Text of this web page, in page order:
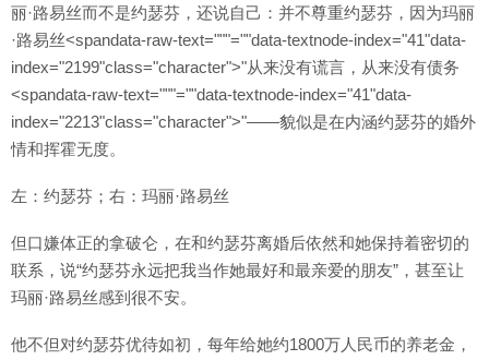
丽·路易丝而不是约瑟芬，还说自己：并不尊重约瑟芬，因为玛丽
·路易丝<spandata-raw-text="""=""data-textnode-index="41"data-
index="2199"class="character">"从来没有谎言，从来没有债务
<spandata-raw-text="""=""data-textnode-index="41"data-
index="2213"class="character">"——貌似是在内涵约瑟芬的婚外
情和挥霍无度。
左：约瑟芬；右：玛丽·路易丝
但口嫌体正的拿破仑，在和约瑟芬离婚后依然和她保持着密切的
联系，说“约瑟芬永远把我当作她最好和最亲爱的朋友”，甚至让
玛丽·路易丝感到很不安。
他不但对约瑟芬优待如初，每年给她约1800万人民币的养老金，